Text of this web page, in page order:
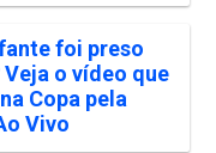
foi preso
Veja o vídeo que
Copa pela
Vivo